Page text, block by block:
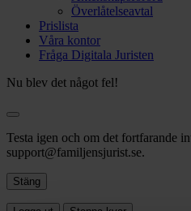
Överlåtelseavtal
Prislista
Våra kontor
Fråga Digitala Juristen
Nu blev det något fel!
Testa igen och om det fortfarande
support@familjensjurist.se.
Stäng